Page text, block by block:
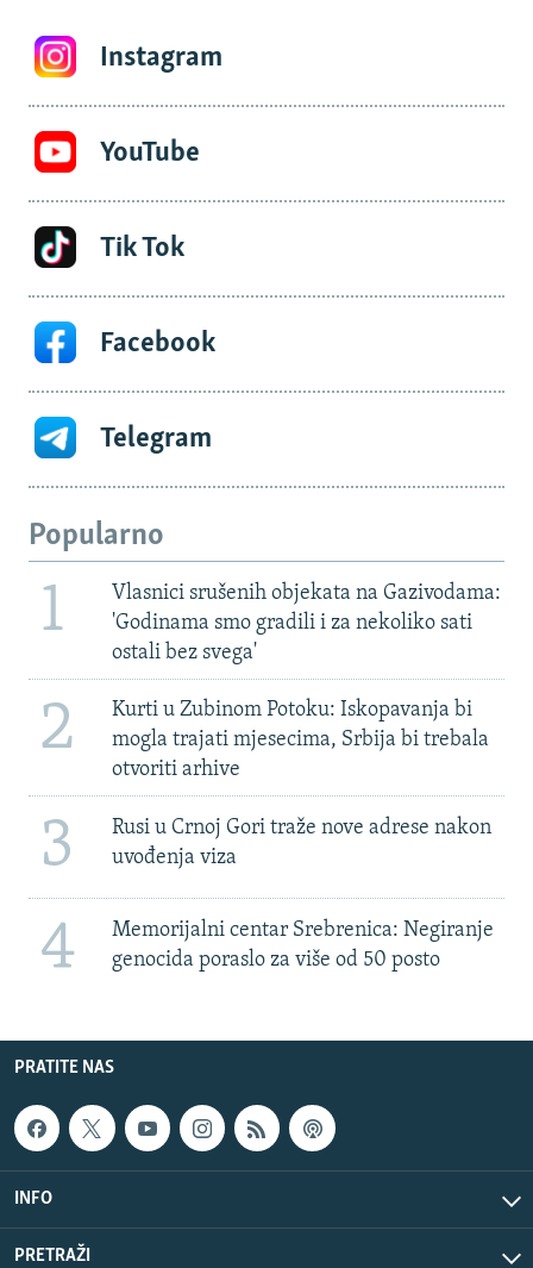
Instagram
YouTube
Tik Tok
Facebook
Telegram
Popularno
1
Vlasnici srušenih objekata na Gazivodama:
'Godinama smo gradili i za nekoliko sati
ostali bez svega'
2
Kurti u Zubinom Potoku: Iskopavanja bi
mogla trajati mjesecima, Srbija bi trebala
otvoriti arhive
3
Rusi u Crnoj Gori traže nove adrese nakon
uvođenja viza
4
Memorijalni centar Srebrenica: Negiranje
genocida poraslo za više od 50 posto
PRATITE NAS
INFO
PRETRAŽI